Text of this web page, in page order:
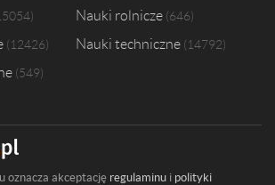
Nauki rolnicze 646
12426 Nauki techniczne 14792
549
oznacza akceptację regulaminu i polityki